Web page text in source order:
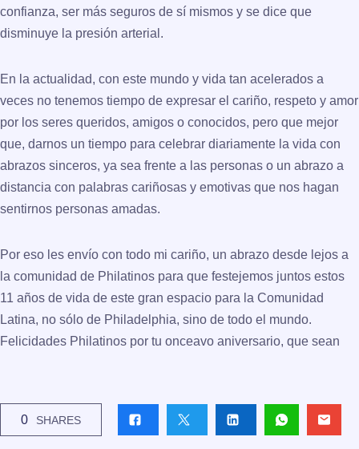
confianza, ser más seguros de sí mismos y se dice que
disminuye la presión arterial.
En la actualidad, con este mundo y vida tan acelerados a
veces no tenemos tiempo de expresar el cariño, respeto y amor
por los seres queridos, amigos o conocidos, pero que mejor
que, darnos un tiempo para celebrar diariamente la vida con
abrazos sinceros, ya sea frente a las personas o un abrazo a
distancia con palabras cariñosas y emotivas que nos hagan
sentirnos personas amadas.
Por eso les envío con todo mi cariño, un abrazo desde lejos a
la comunidad de Philatinos para que festejemos juntos estos
11 años de vida de este gran espacio para la Comunidad
Latina, no sólo de Philadelphia, sino de todo el mundo.
Felicidades Philatinos por tu onceavo aniversario, que sean
0 SHARES